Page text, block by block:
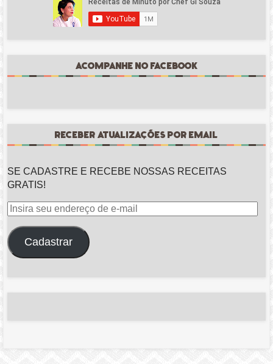
ACOMPANHE NO FACEBOOK
RECEBER ATUALIZAÇÕES POR EMAIL
SE CADASTRE E RECEBE NOSSAS RECEITAS
GRATIS!
Insira
endereço
de
Cadastrar